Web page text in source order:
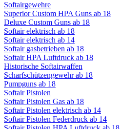
Softairgewehre
Superior Custom HPA Guns ab 18
Deluxe Custom Guns ab 18
Softair elektrisch ab 18
Softair elektrisch ab 14
Softair gasbetrieben ab 18
Softair HPA Luftdruck ab 18
Historische Softairwaffen
Scharfschützengewehr ab 18
Pumpguns ab 18
Softair Pistolen
Softair Pistolen Gas ab 18
Softair Pistolen elektrisch ab 14
Softair Pistolen Federdruck ab 14